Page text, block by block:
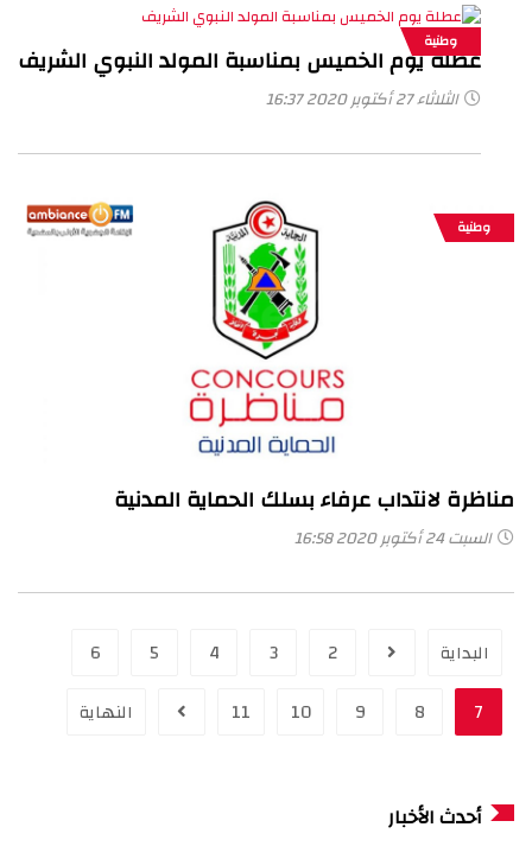
وطنية
عطلة يوم الخميس بمناسبة المولد النبوي الشريف
الثلاثاء 27 أكتوبر 2020 16:37
وطنية
مناظرة لانتداب عرفاء بسلك الحماية المدنية
السبت 24 أكتوبر 2020 16:58
البداية 2
3
4
5
6
7
8
9
10
11 النهاية
أحدث الأخبار